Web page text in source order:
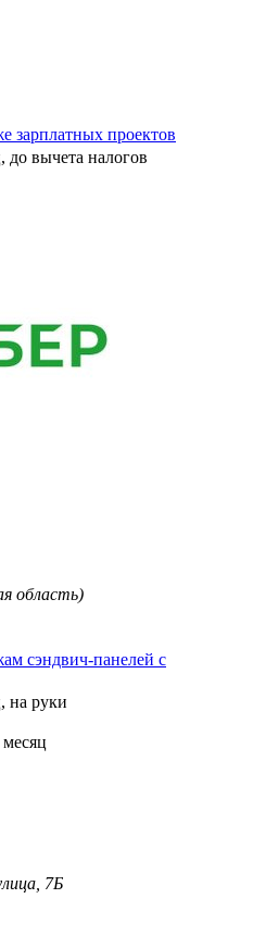
зарплатных проектов
до вычета налогов
область)
сэндвич-панелей с
на руки
7Б